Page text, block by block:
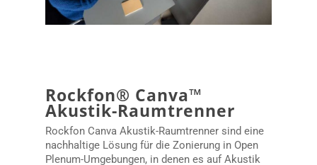
Rockfon® Canva™
Akustik-Raumtrenner
Rockfon Canva Akustik-Raumtrenner sind eine
nachhaltige Lösung für die Zonierung in Open
Plenum-Umgebungen, in denen es auf Akustik